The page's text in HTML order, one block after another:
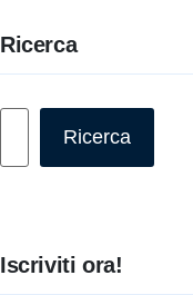
Ricerca
Ricerca
Iscriviti ora!